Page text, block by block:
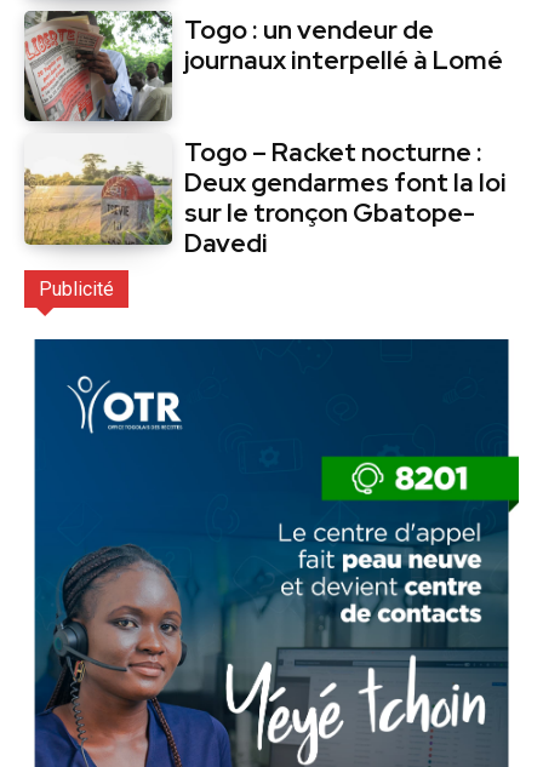
Togo : un vendeur de
journaux interpellé à Lomé
Togo – Racket nocturne :
Deux gendarmes font la loi
sur le tronçon Gbatope-
Davedi
Publicité